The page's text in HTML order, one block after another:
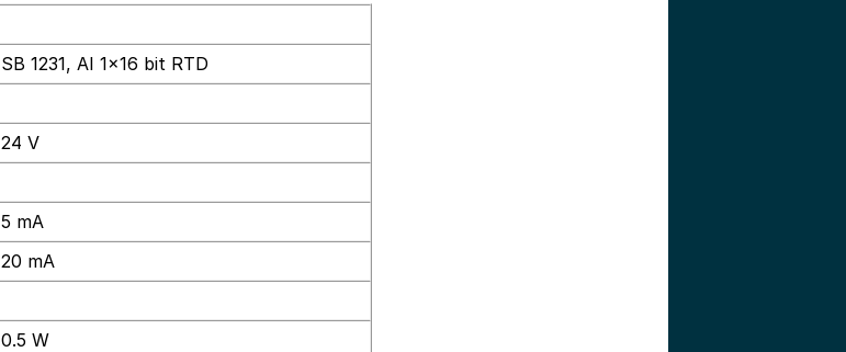
SB 1231, AI 1×16 bit RTD
24 V
5 mA
20 mA
0.5 W